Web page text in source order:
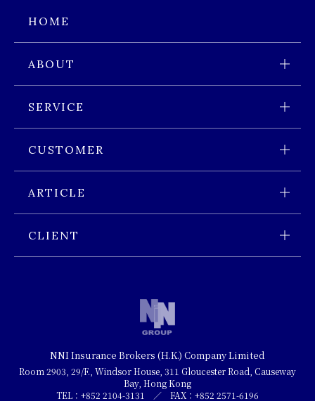
HOME
ABOUT
会社概要
経営理念
沿革
SERVICE
サービス内容
ブローカーとは
保険見直しサービス
CUSTOMER
香港進出時に必要な保険
香港展開企業に必要な保険
ARTICLE
CLIENT
プライバシーポリシー
NNI Insurance Brokers (H.K.) Company Limited
Room 2903, 29/F., Windsor House, 311 Gloucester Road, Causeway
Bay, Hong Kong
TEL：+852 2104-3131 ／ FAX：+852 2571-6196